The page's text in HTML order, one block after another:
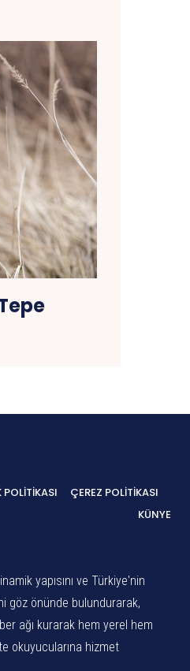
POLITIKASI
ÇEREZ POLITIKASI
KÜNYE
yapısını ve Türkiye'nin
göz önünde bulundurarak,
ağı kurarak hem yerel hem
okuyucularına hizmet